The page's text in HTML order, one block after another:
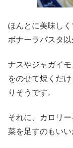
ほんとに美味し
ボナーラパスタ以
ナスやジャガイ
をのせて焼くだ
りそうです。
それに、カロリ
菜を足すのもいい